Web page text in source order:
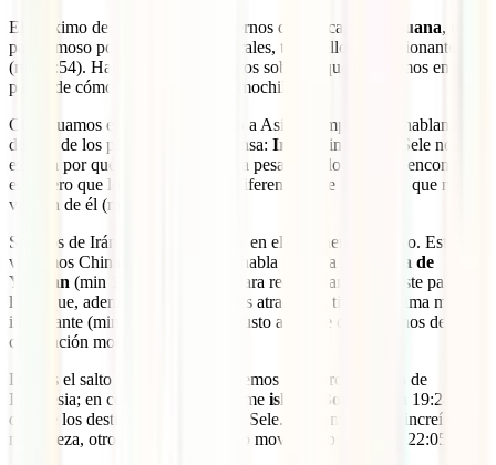
El próximo destino, aún sin movernos de África, es
Botsuana, un
país famoso por sus parques naturales, todos ellos impresionantes
(min 9:54). Hablamos unos minutos sobre lo que hallaremos en este
país y de cómo es la experiencia mochilera.
Continuamos el viaje con un salto a Asia. Y empezamos hablando
de uno de los países con peor prensa: Irán
(min 12:20). Sele nos
explica por qué escogió este país a pesar de ello y qué se encontrará
el viajero que lo visite… y cuán diferente es de la imagen que nos
venden de él (min 14:57).
Salimos de Irán pero continuamos en el continente asiático. Esta vez
visitamos China, donde Sele nos habla sobre la
provincia de
Yunnan (min 15:55), un lugar “para reconciliarte” con este país. Un
lugar que, además, de los múltiples atractivos, tiene un clima muy
interesante (min 18:11) un poco, justo antes de que Sele nos de su
calificación mochilera.
Damos el salto hacia Oriente y caemos en el archipiélago de
Indonesia; en concreto, en la enorme isla de Borneo
(min 19:24),
otro de los destinos fascinantes de Sele. Hablamos de su increíble
naturaleza, otros atractivos y cómo moverse por allí (min 22:05).